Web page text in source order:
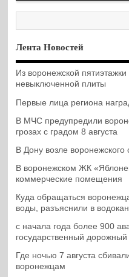
Лента Новостей
Из воронежской
невыключенной плиты
Первые лица региона
В МЧС предупредили
грозах с градом 8 августа
В Дону возле
В воронежском ЖК
коммерческие помещения
Куда обращаться
воды, разъяснили в
с начала года более 900
государственный дорожный
Где ночью 7 августа
воронежцам